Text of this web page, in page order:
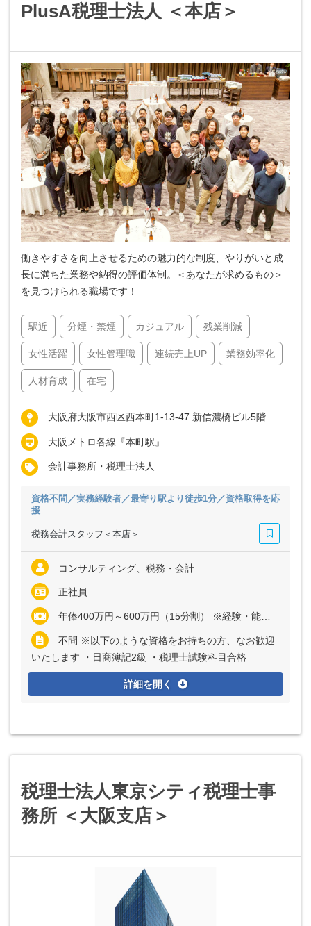
PlusA税理士法人 ＜本店＞
働きやすさを向上させるための魅力的な制度、やりがいと成
長に満ちた業務や納得の評価体制。＜あなたが求めるもの＞
を見つけられる職場です！
駅近 分煙・禁煙 カジュアル 残業削減
女性活躍 女性管理職 連続売上UP 業務効率化
人材育成 在宅
大阪府大阪市西区西本町1-13-47 新信濃橋ビル5階
大阪メトロ各線『本町駅』
会計事務所・税理士法人
資格不問／実務経験者／最寄り駅より徒歩1分／資格取得を応
援
税務会計スタッフ＜本店＞
コンサルティング、税務・会計
正社員
年俸400万円～600万円（15分割） ※経験・能力など考慮の上、決定いたします ※上記に固定残業代（月40時間分＝6万2509円～11万9000円）を含む ※超過分は全額別途支給
不問 ※以下のような資格をお持ちの方、なお歓迎
いたします ・日商簿記2級 ・税理士試験科目合格
詳細を開く
税理士法人東京シティ税理士事
務所 ＜大阪支店＞